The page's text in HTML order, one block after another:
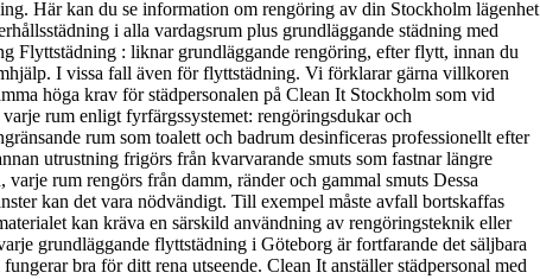
Här kan du se information om rengöring av din Stockholm lägenhet
i alla vardagsrum plus grundläggande städning med
Flyttstädning : liknar grundläggande rengöring, efter flytt, innan du
I vissa fall även för flyttstädning. Vi förklarar gärna villkoren
höga krav för städpersonalen på Clean It Stockholm som vid
rum enligt fyrfärgssystemet: rengöringsdukar och
rum som toalett och badrum desinficeras professionellt efter
utrustning frigörs från kvarvarande smuts som fastnar längre
rum rengörs från damm, ränder och gammal smuts Dessa
kan det vara nödvändigt. Till exempel måste avfall bortskaffas
kan kräva en särskild användning av rengöringsteknik eller
grundläggande flyttstädning i Göteborg är fortfarande det säljbara
bra för ditt rena utseende. Clean It anställer städpersonal med